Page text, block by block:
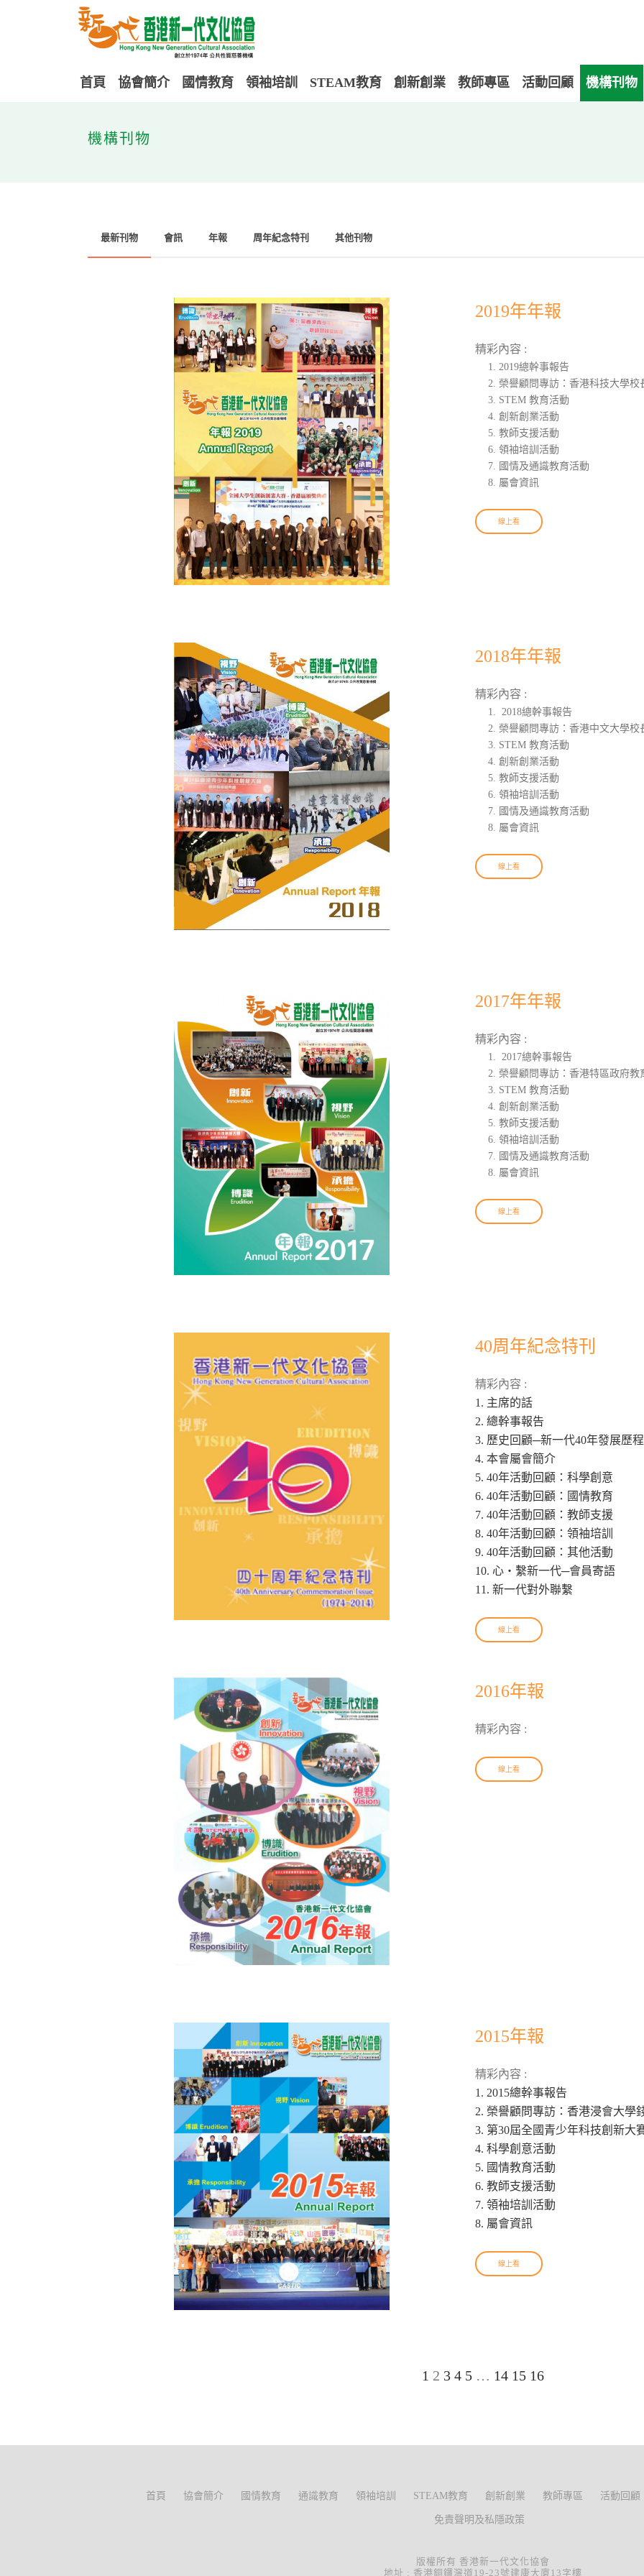
首頁 協會簡介 國情教育 領袖培訓 STEAM教育 創新創業 教師專區 活動回顧 機構刊物
機構刊物
最新刊物 會訊 年報 周年紀念特刊 其他刊物
2019年年報
精彩內容 :
2019總幹事報告
榮譽顧問專訪：香港科技大學
STEM 教育活動
創新創業活動
教師支援活動
領袖培訓活動
國情及通識教育活動
屬會資訊
線上看
2018年年報
精彩內容 :
2018總幹事報告
榮譽顧問專訪：香港中文大學校
STEM 教育活動
創新創業活動
教師支援活動
領袖培訓活動
國情及通識教育活動
屬會資訊
線上看
2017年年報
精彩內容 :
2017總幹事報告
榮譽顧問專訪：香港特區政府教
STEM 教育活動
創新創業活動
教師支援活動
領袖培訓活動
國情及通識教育活動
屬會資訊
線上看
40周年紀念特刊
精彩內容 :
1. 主席的話
2. 總幹事報告
3. 歷史回顧─新一代40年發展歷程
4. 本會屬會簡介
5. 40年活動回顧：科學創意
6. 40年活動回顧：國情教育
7. 40年活動回顧：教師支援
8. 40年活動回顧：領袖培訓
9. 40年活動回顧：其他活動
10. 心‧繫新一代─會員寄語
11. 新一代對外聯繫
線上看
2016年報
精彩內容 :
線上看
2015年報
精彩內容 :
1. 2015總幹事報告
2. 榮譽顧問專訪：香港浸會大學
3. 第30屆全國青少年科技創新大
4. 科學創意活動
5. 國情教育活動
6. 教師支援活動
7. 領袖培訓活動
8. 屬會資訊
線上看
1 2 3 4 5 … 14 15 16
首頁 協會簡介 國情教育 通識教育 領袖培訓 STEAM教育 創新創業 教師專區 活動回顧
免責聲明及私隱政策
版權所有 香港新一代文化協會
地址 : 香港銅鑼灣道19-23號建康大廈13字樓